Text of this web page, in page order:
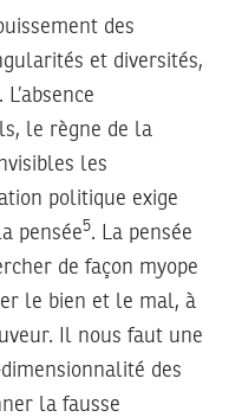
des
et diversités,
le règne de la
les
politique exige
pensée5. La pensée
de façon myope
le bien et le mal, à
Il nous faut une
des
la fausse